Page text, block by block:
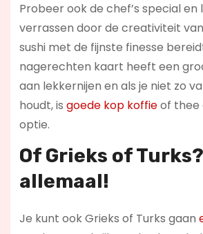
Probeer ook de chef’s special en
verrassen door de creativiteit
sushi met de fijnste finesse
nagerechten kaart heeft een
aan lekkernijen en als je niet zo
houdt, is goede kop koffieof thee
optie.
Of Grieks of
allemaal!
Je kunt ook Grieks of Turks gaan